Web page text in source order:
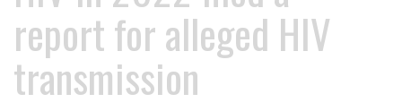
report for alleged HIV
transmission